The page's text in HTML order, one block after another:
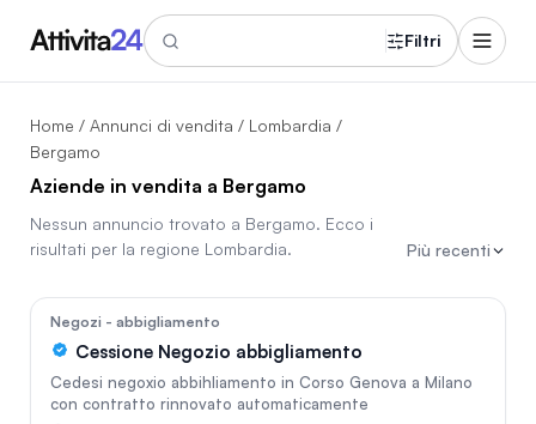
Filtri
Home / Annunci di vendita / Lombardia /
Bergamo
Aziende in vendita a Bergamo
Nessun annuncio trovato a Bergamo. Ecco i
risultati per la regione Lombardia. Più recenti
Negozi - abbigliamento
Cessione Negozio abbigliamento
Cedesi negoxio abbihliamento in Corso Genova a Milano
con contratto rinnovato automaticamente